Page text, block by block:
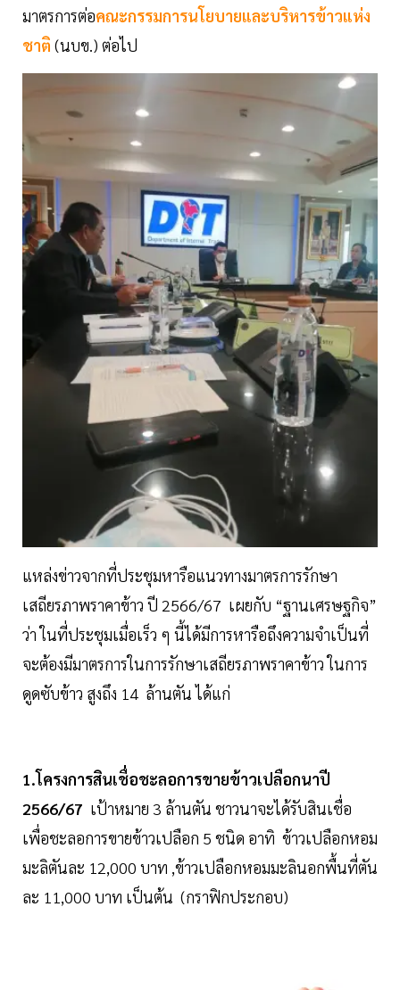
มาตรการต่อคณะกรรมการนโยบายและบริหารข้าวแห่ง
ชาติ (นบข.) ต่อไป
แหล่งข่าวจากที่ประชุมหารือแนวทางมาตรการรักษา
เสถียรภาพราคาข้าว ปี 2566/67 เผยกับ “ฐานเศรษฐกิจ”
ว่า ในที่ประชุมเมื่อเร็ว ๆ นี้ได้มีการหารือถึงความจำเป็นที่
จะต้องมีมาตรการในการรักษาเสถียรภาพราคาข้าว ในการ
ดูดซับข้าว สูงถึง 14 ล้านตัน ได้แก่
1.โครงการสินเชื่อชะลอการขายข้าวเปลือกนาปี
2566/67 เป้าหมาย 3 ล้านตัน ชาวนาจะได้รับสินเชื่อ
เพื่อชะลอการขายข้าวเปลือก 5 ชนิด อาทิ ข้าวเปลือกหอม
มะลิตันละ 12,000 บาท ,ข้าวเปลือกหอมมะลินอกพื้นที่ตัน
ละ 11,000 บาท เป็นต้น (กราฟิกประกอบ)